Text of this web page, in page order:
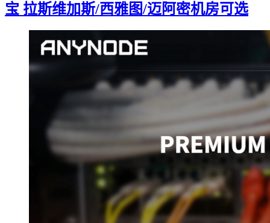
宝 拉斯维加斯/西雅图/迈阿密机房可选